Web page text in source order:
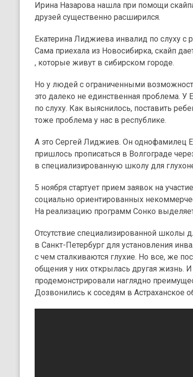
Ирина Назарова нашла при помощи
друзей существенно расширился.
Екатерина Лиджиева инвалид по слуху
Сама приехала из Новосибирка, скайп
, которые живут в сибирском городе.
Но у людей с ограниченными
это далеко не единственная проблема.
по слуху. Как выяснилось, поставить
тоже проблема у нас в республике.
А это Сергей Лиджиев. Он однофамилец
пришлось прописаться в Волгограде
в специализированную школу для
5 ноября стартует прием заявок на
социально ориентированных
На реализацию программ Сонко
Отсутствие специализированной школы
в Санкт-Петербург для установления
с чем сталкиваются глухие. Но все, же
общения у них открылась другая жизнь.
продемонстрировали наглядно
Дозвонились к соседям в Астраханское